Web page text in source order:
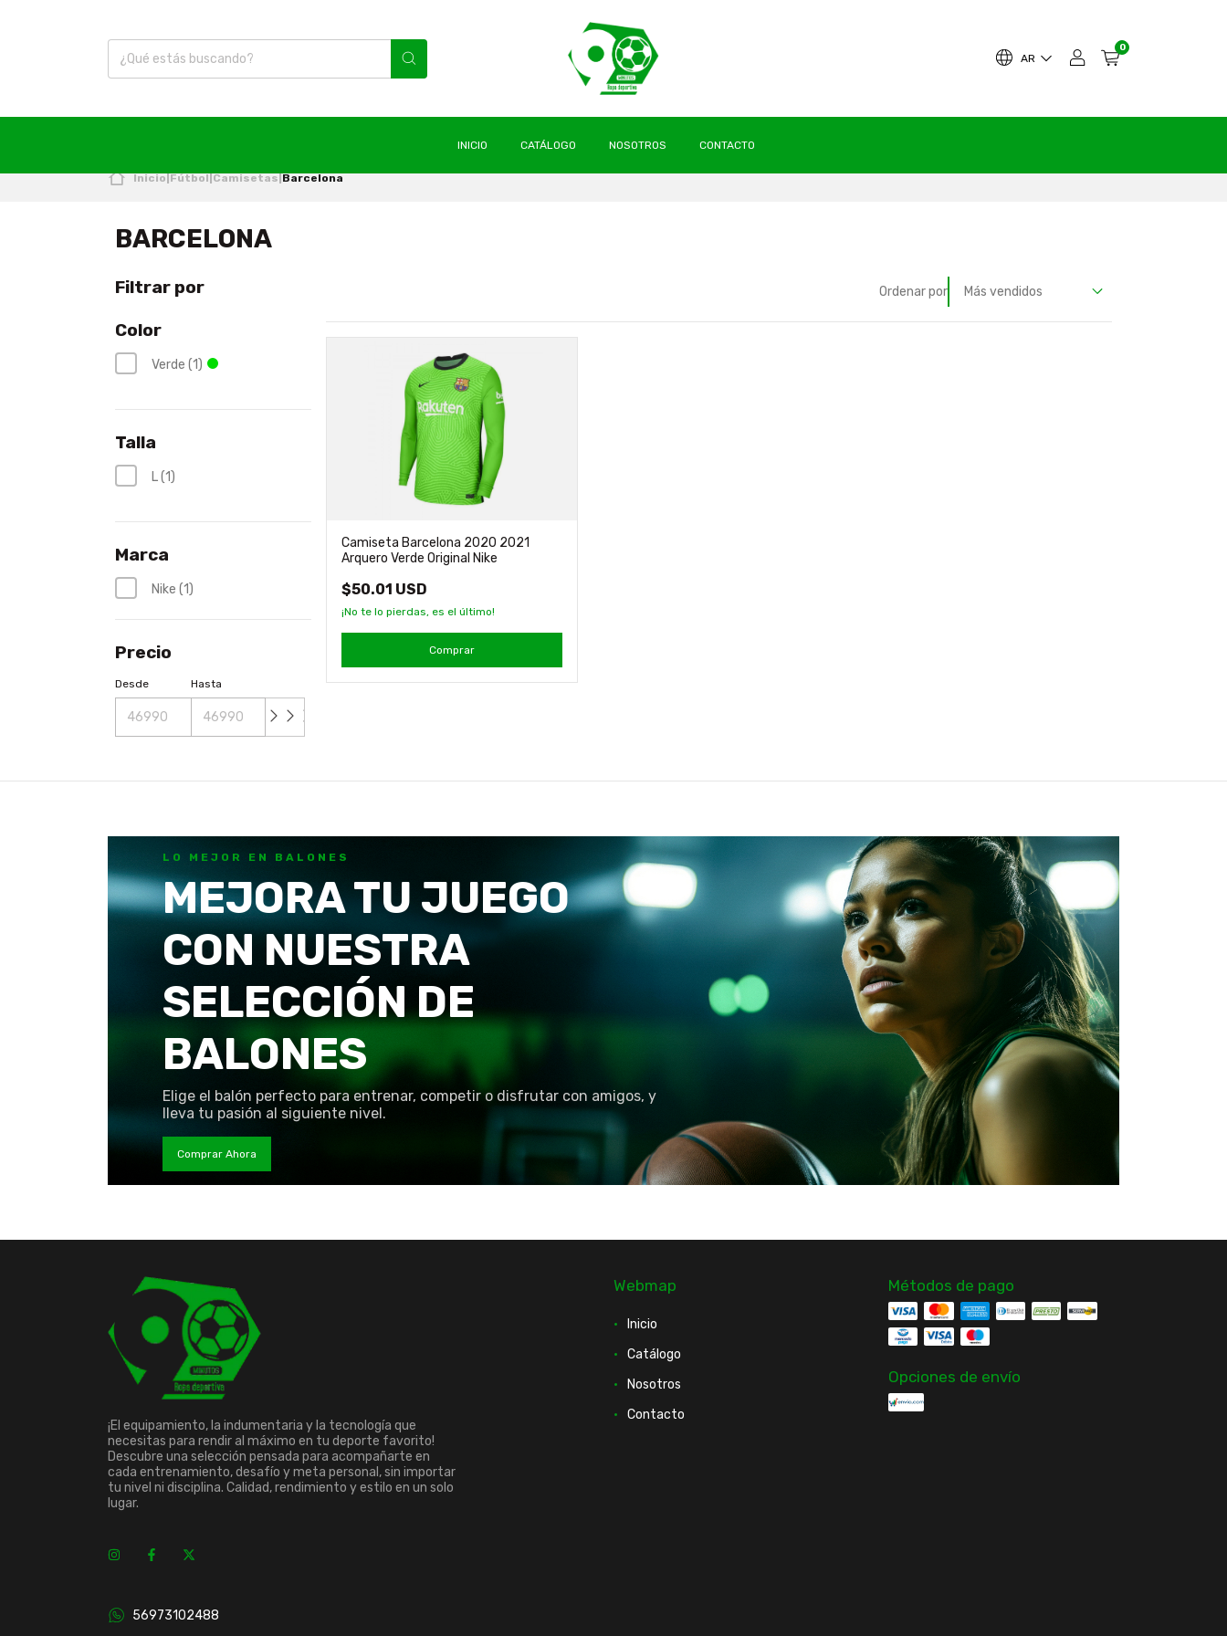
AR
0
INICIO CATÁLOGO NOSOTROS CONTACTO
Inicio|Fútbol|Camisetas|Barcelona
BARCELONA
Filtrar por
Color
Verde (1)
Talla
L (1)
Marca
Nike (1)
Precio
Desde Hasta
Ordenar por
Camiseta Barcelona 2020 2021
Arquero Verde Original Nike
$50.01 USD
¡No te lo pierdas, es el último!
Comprar
LO MEJOR EN BALONES
MEJORA TU JUEGO
CON NUESTRA
SELECCIÓN DE
BALONES
Elige el balón perfecto para entrenar, competir o disfrutar con amigos, y
lleva tu pasión al siguiente nivel.
Comprar Ahora
¡El equipamiento, la indumentaria y la tecnología que
necesitas para rendir al máximo en tu deporte favorito!
Descubre una selección pensada para acompañarte en
cada entrenamiento, desafío y meta personal, sin importar
tu nivel ni disciplina. Calidad, rendimiento y estilo en un solo
lugar.
56973102488
Webmap
Inicio
Catálogo
Nosotros
Contacto
Métodos de pago
Opciones de envío